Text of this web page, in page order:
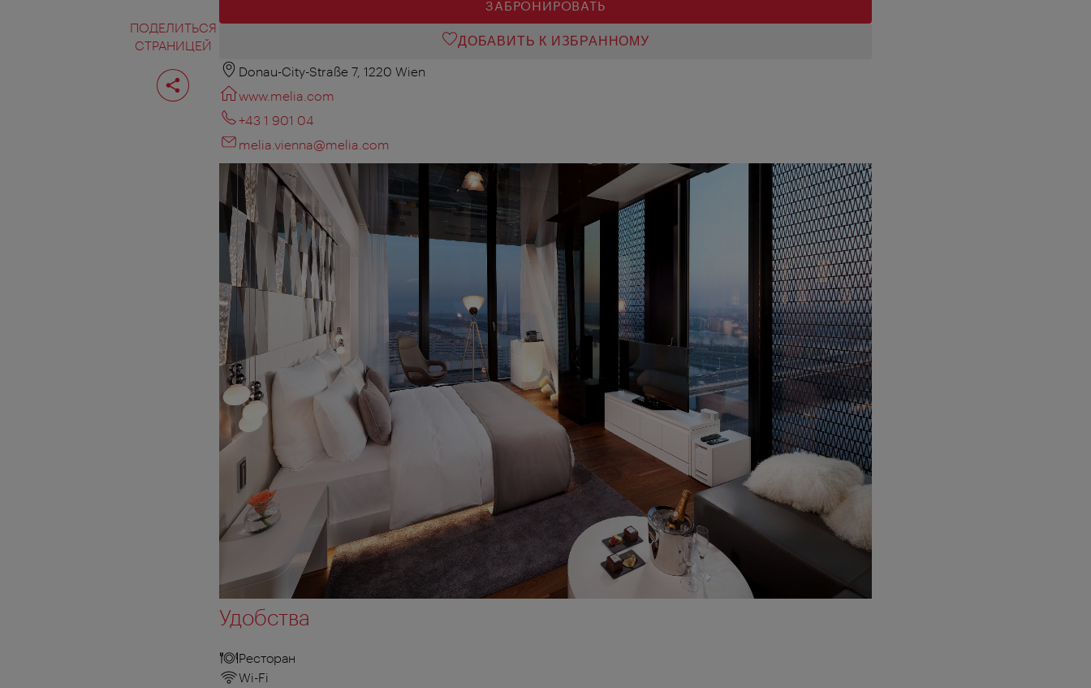
ПОДЕЛИТЬСЯ
СТРАНИЦЕЙ
Поделиться
страницей
ЗАБРОНИРОВАТЬ
ДОБАВИТЬ К ИЗБРАННОМУ
Donau-City-Straße 7, 1220 Wien
www.melia.com
+43 1 901 04
melia.vienna@melia.com
Удобства
Ресторан
Wi-Fi